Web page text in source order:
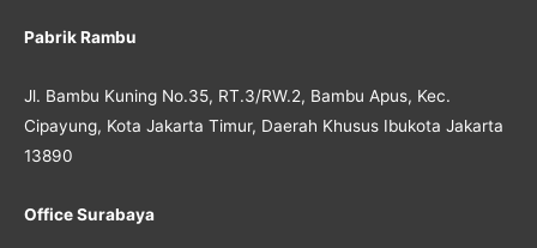
Pabrik Rambu
Jl. Bambu Kuning No.35, RT.3/RW.2, Bambu Apus, Kec.
Cipayung, Kota Jakarta Timur, Daerah Khusus Ibukota Jakarta
13890
Office Surabaya